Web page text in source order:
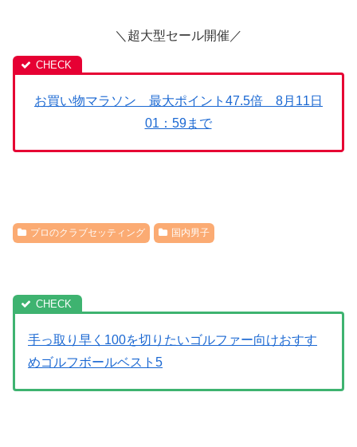
＼超大型セール開催／
お買い物マラソン 最大ポイント47.5倍 8月11日
01：59まで
プロのクラブセッティング 国内男子
手っ取り早く100を切りたいゴルファー向けおすす
めゴルフボールベスト5